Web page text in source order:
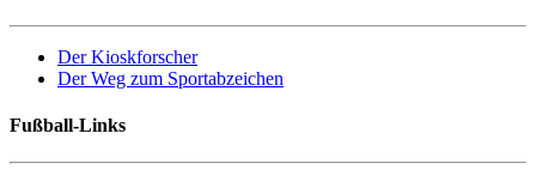
Der Kioskforscher
Der Weg zum Sportabzeichen
Fußball-Links